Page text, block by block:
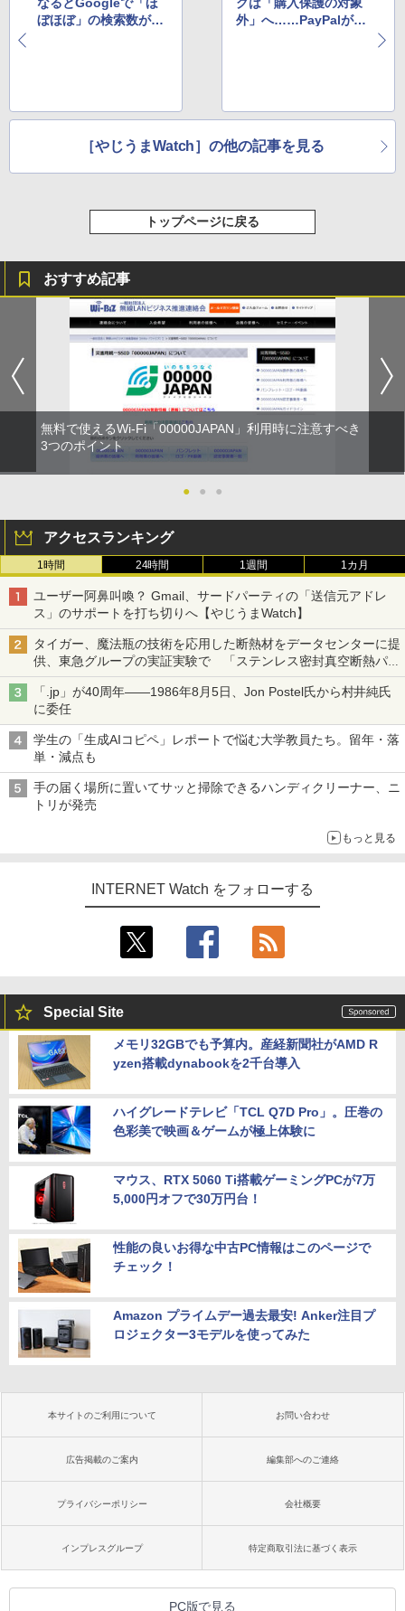
なるとGoogleで「ほ
ぼほぼ」の検索数が増
グは「購入保護の対象
外」へ……PayPalが規
［やじうまWatch］の他の記事を見る
トップページに戻る
おすすめ記事
無料で使えるWi-Fi「00000JAPAN」利用時に注意すべき
3つのポイント
● ● ●
アクセスランキング
1時間 24時間 1週間 1カ月
ユーザー阿鼻叫喚？ Gmail、サードパーティの「送信元アドレ
ス」のサポートを打ち切りへ【やじうまWatch】
タイガー、魔法瓶の技術を応用した断熱材をデータセンターに提
供、東急グループの実証実験で 「ステンレス密封真空断熱パネ
ル TIVIP」
「.jp」が40周年――1986年8月5日、Jon Postel氏から村井純氏
に委任
学生の「生成AIコピペ」レポートで悩む大学教員たち。留年・落
単・減点も
手の届く場所に置いてサッと掃除できるハンディクリーナー、ニ
トリが発売
もっと見る
INTERNET Watch をフォローする
Special Site
メモリ32GBでも予算内。産経新聞社がAMD R
yzen搭載dynabookを2千台導入
ハイグレードテレビ「TCL Q7D Pro」。圧巻の
色彩美で映画＆ゲームが極上体験に
マウス、RTX 5060 Ti搭載ゲーミングPCが7万
5,000円オフで30万円台！
性能の良いお得な中古PC情報はこのページで
チェック！
Amazon プライムデー過去最安! Anker注目プ
ロジェクター3モデルを使ってみた
本サイトのご利用について お問い合わせ
広告掲載のご案内 編集部へのご連絡
プライバシーポリシー 会社概要
インプレスグループ 特定商取引法に基づく表示
PC版で見る